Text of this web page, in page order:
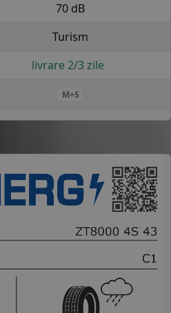
70 dB
Turism
livrare 2/3 zile
M+S